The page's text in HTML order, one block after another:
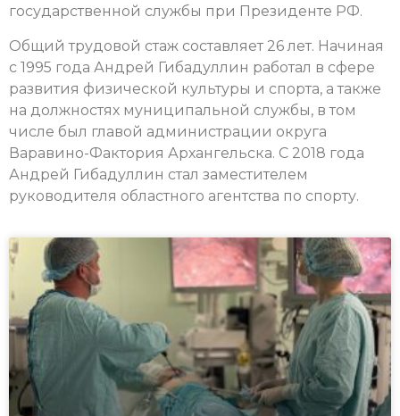
государственной службы при Президенте РФ.
Общий трудовой стаж составляет 26 лет. Начиная
с 1995 года Андрей Гибадуллин работал в сфере
развития физической культуры и спорта, а также
на должностях муниципальной службы, в том
числе был главой администрации округа
Варавино-Фактория Архангельска. С 2018 года
Андрей Гибадуллин стал заместителем
руководителя областного агентства по спорту.